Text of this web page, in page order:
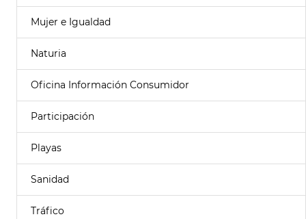
Mujer e Igualdad
Naturia
Oficina Información Consumidor
Participación
Playas
Sanidad
Tráfico